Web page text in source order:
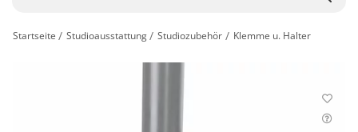
Startseite Studioausstattung Studiozubehör Klemme u. Halter